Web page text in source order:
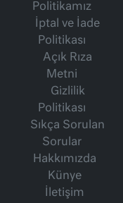
Politikamız
İptal ve İade
Politikası
Açık Rıza
Metni
Gizlilik
Politikası
Sıkça Sorulan
Sorular
Hakkımızda
Künye
İletişim